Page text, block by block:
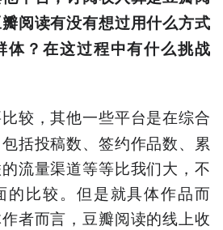
阅读有没有想过用什么方式
体？在这过程中有什么挑战
较，其他一些平台是在综合
括投稿数、签约作品数、累
流量渠道等等比我们大，不
的比较。但是就具体作品而
者而言，豆瓣阅读的线上收